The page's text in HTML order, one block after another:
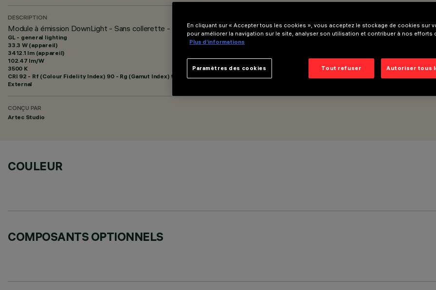
DESCRIPTION
Module à émission DownLight - Sans collerette - L= 1824 - 48Vdc (PWM) - Éclairage général - Optique à écran diffuseur –
GL - general lighting
33.3 W (appareil)
3412.1 lm (appareil)
102.47 lm/W
3500 K
CRI 92 - Rf (Colour Fidelity Index) 90 - Rg (Gamut Index) 99
External
CONÇU PAR
Artec Studio
COULEUR
COMPOSANTS OPTIONNELS
En cliquant sur « Accepter tous les cookies », vous acceptez le stockage de cookies sur
pour améliorer la navigation sur le site, analyser son utilisation et contribuer à nos efforts
Plus d’informations
Tout refuser Autoriser tous
Paramètres des cookies